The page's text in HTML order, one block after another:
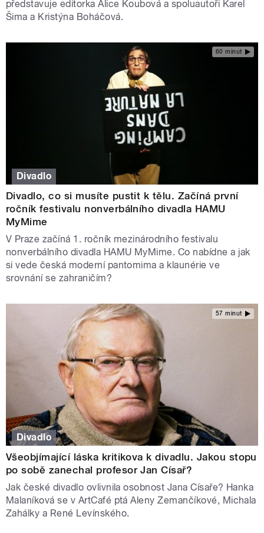
představuje editorka Alice Koubová a spoluautoři Karel
Šima a Kristýna Boháčová.
60 minut
Divadlo
Divadlo, co si musíte pustit k tělu. Začíná první
ročník festivalu nonverbálního divadla HAMU
MyMime
V Praze začíná 1. ročník mezinárodního festivalu
nonverbálního divadla HAMU MyMime. Co nabídne a jak
si vede česká moderní pantomima a klaunérie ve
srovnání se zahraničím?
57 minut
Divadlo
Všeobjímající láska kritikova k divadlu. Jakou stopu
po sobě zanechal profesor Jan Císař?
Jak české divadlo ovlivnila osobnost Jana Císaře? Hanka
Malaníková se v ArtCafé ptá Aleny Zemančíkové, Michala
Zahálky a René Levínského.